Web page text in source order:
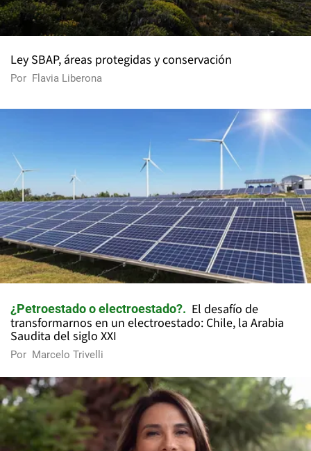
Ley SBAP, áreas protegidas y conservación
Por Flavia Liberona
¿Petroestado o electroestado?
El desafío de
transformarnos en un electroestado: Chile, la Arabia
Saudita del siglo XXI
Por Marcelo Trivelli